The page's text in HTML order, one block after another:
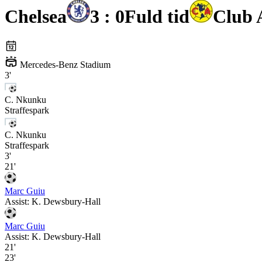
Chelsea 3 : 0Fuld tid Club
Mercedes-Benz Stadium
3'
C. Nkunku
Straffespark
C. Nkunku
Straffespark
3'
21'
Marc Guiu
Assist: K. Dewsbury-Hall
Marc Guiu
Assist: K. Dewsbury-Hall
21'
23'